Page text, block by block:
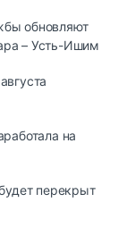
обновляют
– Усть-Ишим
на
перекрыт